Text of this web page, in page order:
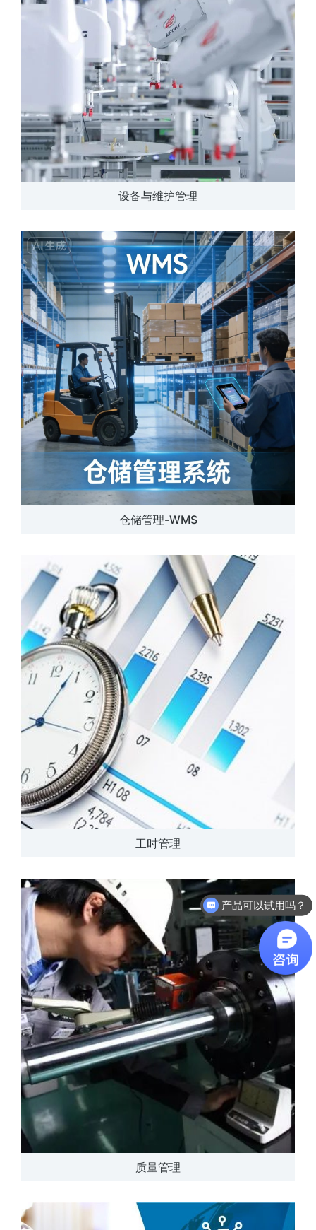
设备与维护管理
仓储管理-WMS
工时管理
质量管理
产品可以试用吗？
软件有折扣吗？